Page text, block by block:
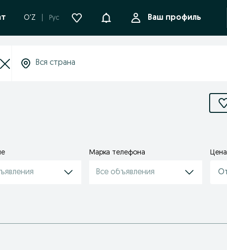
O'Z Рус УведомленияВаш профиль
Марка телефона
Все объявления
Цена